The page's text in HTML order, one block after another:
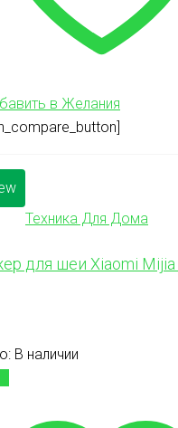
в Желания
Техника Для Дома
для шеи Xiaomi Mijia
В наличии